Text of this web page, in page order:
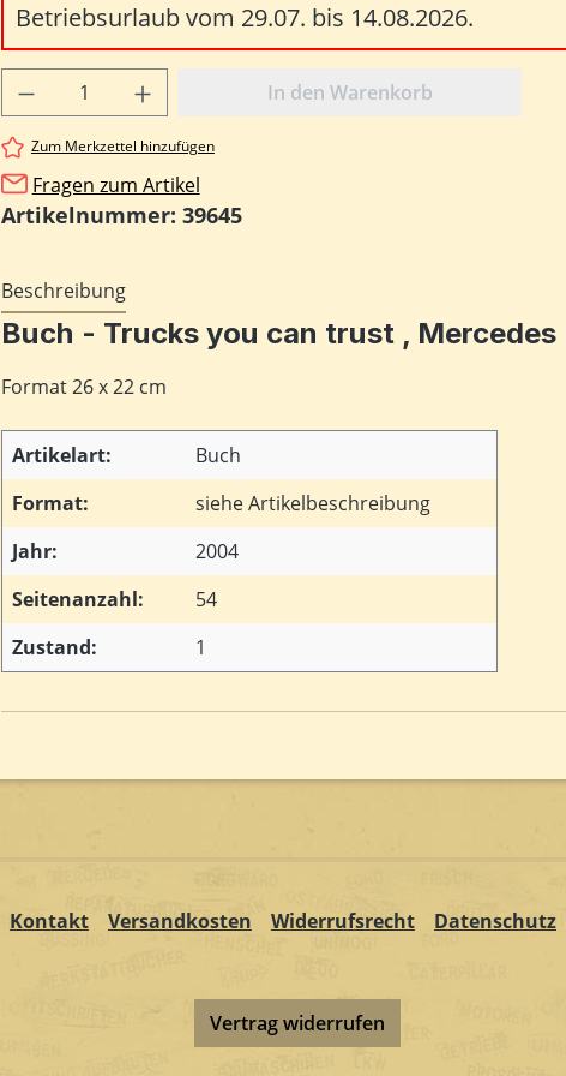
Betriebsurlaub vom 29.07. bis 14.08.2026.
Produkt Anzahl: Gib den gewünschten
In den Warenkorb
Zum Merkzettel hinzufügen
Fragen zum Artikel
Artikelnummer: 39645
Beschreibung
Buch - Trucks you can trust , Mercedes
Format 26 x 22 cm
Artikelart:
Buch
Format:
siehe Artikelbeschreibung
Jahr:
2004
Seitenanzahl:
54
Zustand:
1
Kontakt Versandkosten Widerrufsrecht Datenschutz
Vertrag widerrufen